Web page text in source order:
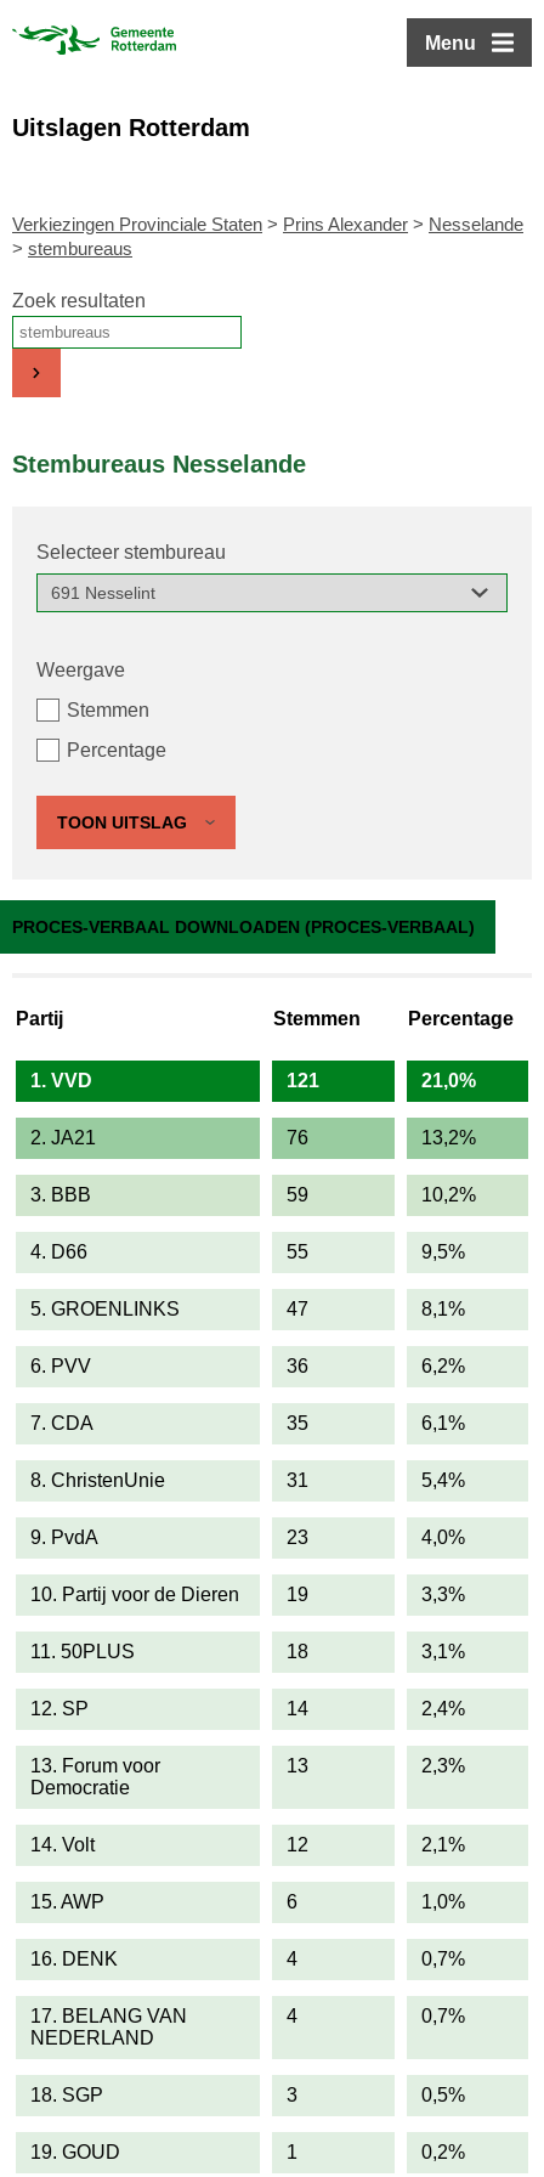
Menu
Uitslagen Rotterdam
Verkiezingen Provinciale Staten > Prins Alexander > Nesselande
> stembureaus
Zoek resultaten
Stembureaus Nesselande
Selecteer stembureau
Weergave
Stemmen
Percentage
TOON UITSLAG
691 Nesselint
PROCES-VERBAAL DOWNLOADEN (PROCES-VERBAAL)
Partij Stemmen Percentage
1. VVD 121 21,0%
2. JA21 76 13,2%
3. BBB 59 10,2%
4. D66 55 9,5%
5. GROENLINKS 47 8,1%
6. PVV 36 6,2%
7. CDA 35 6,1%
8. ChristenUnie 31 5,4%
9. PvdA 23 4,0%
10. Partij voor de Dieren 19 3,3%
11. 50PLUS 18 3,1%
12. SP 14 2,4%
13. Forum voor
Democratie
13 2,3%
14. Volt 12 2,1%
15. AWP 6 1,0%
16. DENK 4 0,7%
17. BELANG VAN
NEDERLAND
4 0,7%
18. SGP 3 0,5%
19. GOUD 1 0,2%